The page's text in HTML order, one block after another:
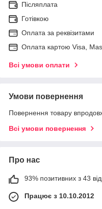
Післяплата
Готівкою
Оплата за реквізитами
Оплата картою Visa,
Всі умови оплати
Умови повернення
Повернення товару
Всі умови повернення
Про нас
93% позитивних з 43
Працює з 10.10.2012